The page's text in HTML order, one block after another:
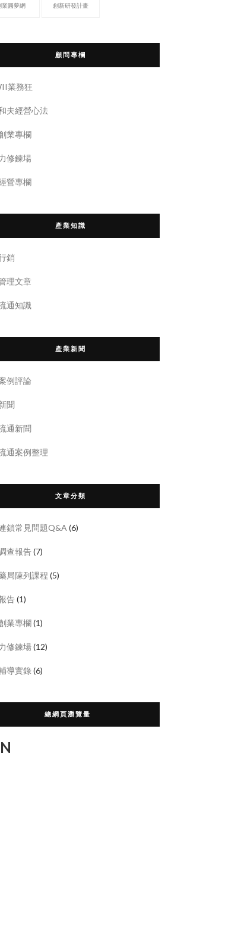
業圓夢網 創新研發計畫
顧問專欄
業務狂
夫經營心法
業專欄
修鍊場
營專欄
產業知識
銷
理文章
通知識
產業新聞
例評論
聞
通新聞
通案例整理
文章分類
鎖常見問題Q&A (6)
查報告(7)
局陳列課程 (5)
告(1)
業專欄(1)
修鍊場(12)
導實錄(6)
總網頁瀏覽量